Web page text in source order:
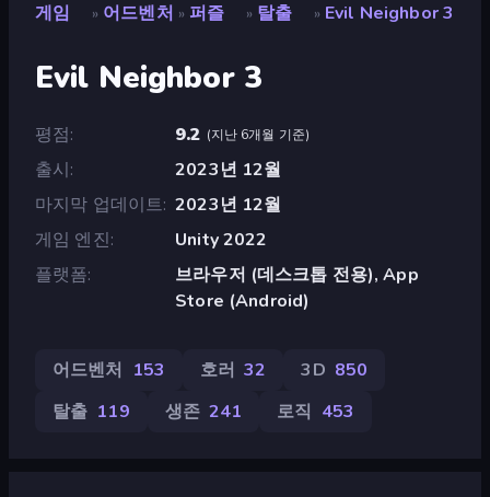
게임 » 어드벤처 » 퍼즐 » 탈출 » Evil Neighbor 3
Evil Neighbor 3
평점 9.2 (지난 6개월 기준)
출시
2023년 12월
마지막 업데이트 2023년 12월
게임 엔진
Unity 2022
플랫폼
브라우저 (데스크톱 전용), App
Store (Android)
어드벤처 153 호러 32 3D 850
탈출 119 생존 241 로직 453